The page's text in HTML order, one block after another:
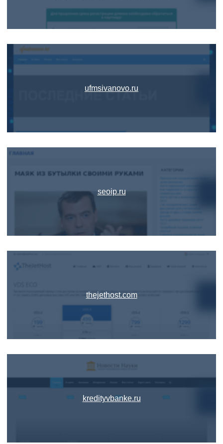
ufmsivanovo.ru
seoip.ru
thejethost.com
kredityvbanke.ru